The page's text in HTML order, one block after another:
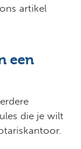
artikel
een
die je wilt